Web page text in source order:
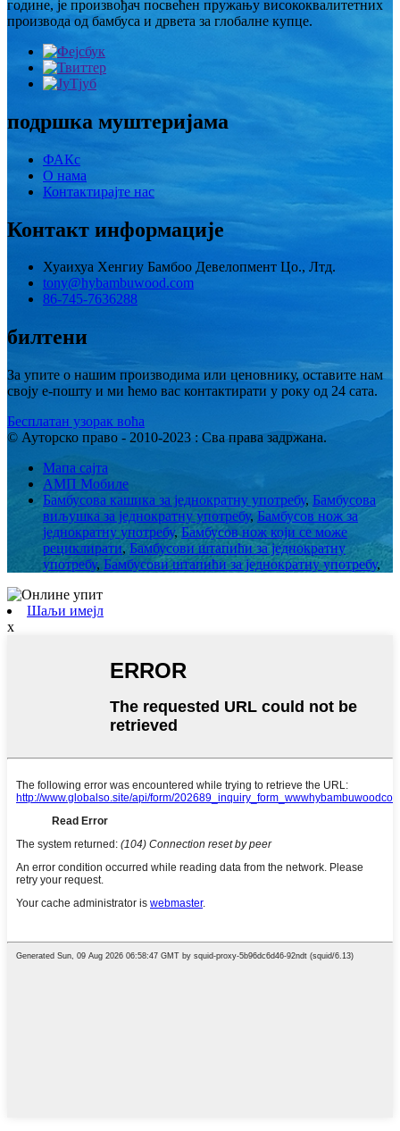
године, је произвођач посвећен пружању висококвалитетних
производа од бамбуса и дрвета за глобалне купце.
подршка муштеријама
ФАКс
О нама
Контактирајте нас
Контакт информације
Хуаихуа Хенгиу Бамбоо Девелопмент Цо., Лтд.
tony@hybambuwood.com
86-745-7636288
билтени
За упите о нашим производима или ценовнику, оставите нам
своју е-пошту и ми ћемо вас контактирати у року од 24 сата.
Бесплатан узорак воћа
© Ауторско право - 2010-2023 : Сва права задржана.
Мапа сајта
АМП Мобиле
Бамбусова кашика за једнократну употребу, Бамбусова
виљушка за једнократну употребу, Бамбусов нож за
једнократну употребу, Бамбусов нож који се може
рециклирати, Бамбусови штапићи за једнократну
употребу, Бамбусови штапићи за једнократну употребу,
Шаљи имејл
x